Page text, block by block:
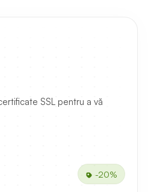
SSL pentru a vă
-20%